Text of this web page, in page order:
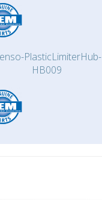
PlasticLimiterHub-
HB009